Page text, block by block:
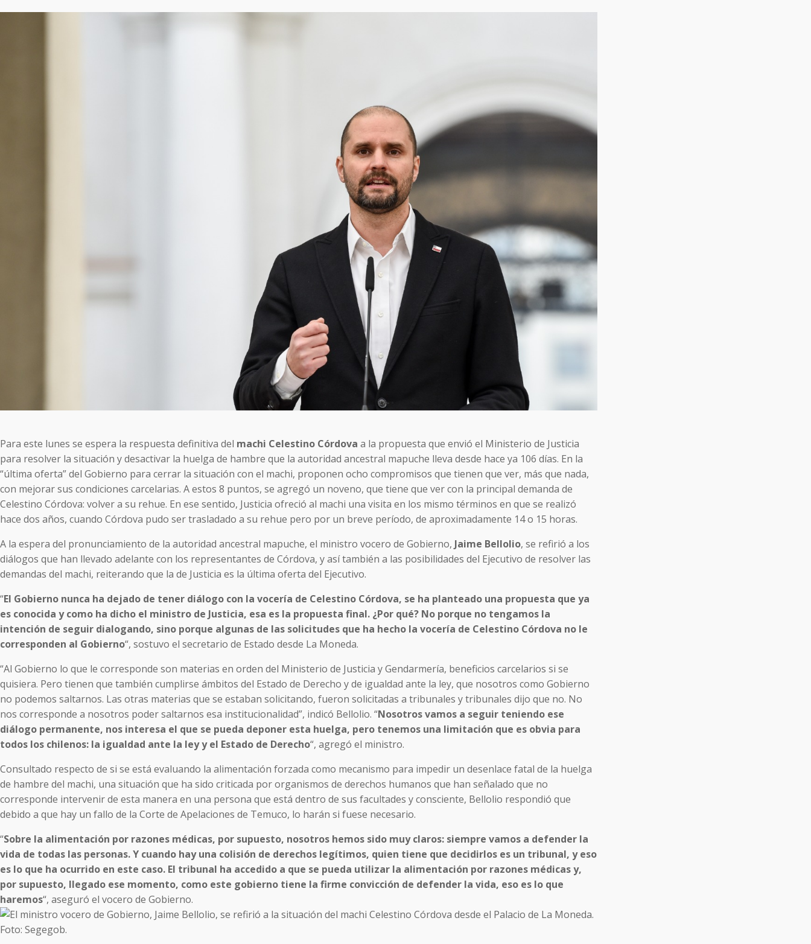
Para este lunes se espera la respuesta definitiva del machi Celestino Córdova a la propuesta que envió el Ministerio de Justicia
para resolver la situación y desactivar la huelga de hambre que la autoridad ancestral mapuche lleva desde hace ya 106 días. En la
“última oferta” del Gobierno para cerrar la situación con el machi, proponen ocho compromisos que tienen que ver, más que nada,
con mejorar sus condiciones carcelarias. A estos 8 puntos, se agregó un noveno, que tiene que ver con la principal demanda de
Celestino Córdova: volver a su rehue. En ese sentido, Justicia ofreció al machi una visita en los mismo términos en que se realizó
hace dos años, cuando Córdova pudo ser trasladado a su rehue pero por un breve período, de aproximadamente 14 o 15 horas.
A la espera del pronunciamiento de la autoridad ancestral mapuche, el ministro vocero de Gobierno, Jaime Bellolio, se refirió a los
diálogos que han llevado adelante con los representantes de Córdova, y así también a las posibilidades del Ejecutivo de resolver las
demandas del machi, reiterando que la de Justicia es la última oferta del Ejecutivo.
“El Gobierno nunca ha dejado de tener diálogo con la vocería de Celestino Córdova, se ha planteado una propuesta que ya
es conocida y como ha dicho el ministro de Justicia, esa es la propuesta final. ¿Por qué? No porque no tengamos la
intención de seguir dialogando, sino porque algunas de las solicitudes que ha hecho la vocería de Celestino Córdova no le
corresponden al Gobierno“, sostuvo el secretario de Estado desde La Moneda.
“Al Gobierno lo que le corresponde son materias en orden del Ministerio de Justicia y Gendarmería, beneficios carcelarios si se
quisiera. Pero tienen que también cumplirse ámbitos del Estado de Derecho y de igualdad ante la ley, que nosotros como Gobierno
no podemos saltarnos. Las otras materias que se estaban solicitando, fueron solicitadas a tribunales y tribunales dijo que no. No
nos corresponde a nosotros poder saltarnos esa institucionalidad”, indicó Bellolio. “Nosotros vamos a seguir teniendo ese
diálogo permanente, nos interesa el que se pueda deponer esta huelga, pero tenemos una limitación que es obvia para
todos los chilenos: la igualdad ante la ley y el Estado de Derecho“, agregó el ministro.
Consultado respecto de si se está evaluando la alimentación forzada como mecanismo para impedir un desenlace fatal de la huelga
de hambre del machi, una situación que ha sido criticada por organismos de derechos humanos que han señalado que no
corresponde intervenir de esta manera en una persona que está dentro de sus facultades y consciente, Bellolio respondió que
debido a que hay un fallo de la Corte de Apelaciones de Temuco, lo harán si fuese necesario.
“Sobre la alimentación por razones médicas, por supuesto, nosotros hemos sido muy claros: siempre vamos a defender la
vida de todas las personas. Y cuando hay una colisión de derechos legítimos, quien tiene que decidirlos es un tribunal, y eso
es lo que ha ocurrido en este caso. El tribunal ha accedido a que se pueda utilizar la alimentación por razones médicas y,
por supuesto, llegado ese momento, como este gobierno tiene la firme convicción de defender la vida, eso es lo que
haremos“, aseguró el vocero de Gobierno.